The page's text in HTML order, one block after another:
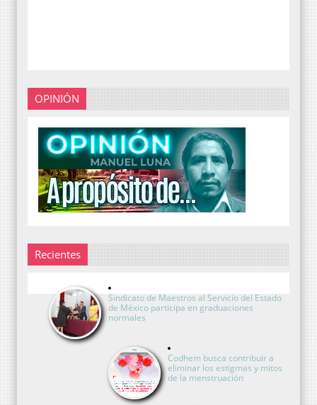
OPINIÓN
Recientes
Sindicato de Maestros al Servicio del Estado
de México participa en graduaciones
normales
Codhem busca contribuir a
eliminar los estigmas y mitos
de la menstruación